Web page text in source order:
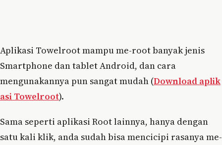
Aplikasi Towelroot mampu me-root banyak jenis
Smartphone dan tablet Android, dan cara
mengunakannya pun sangat mudah (Download aplik
asi Towelroot).
Sama seperti aplikasi Root lainnya, hanya dengan
satu kali klik, anda sudah bisa mencicipi rasanya me-